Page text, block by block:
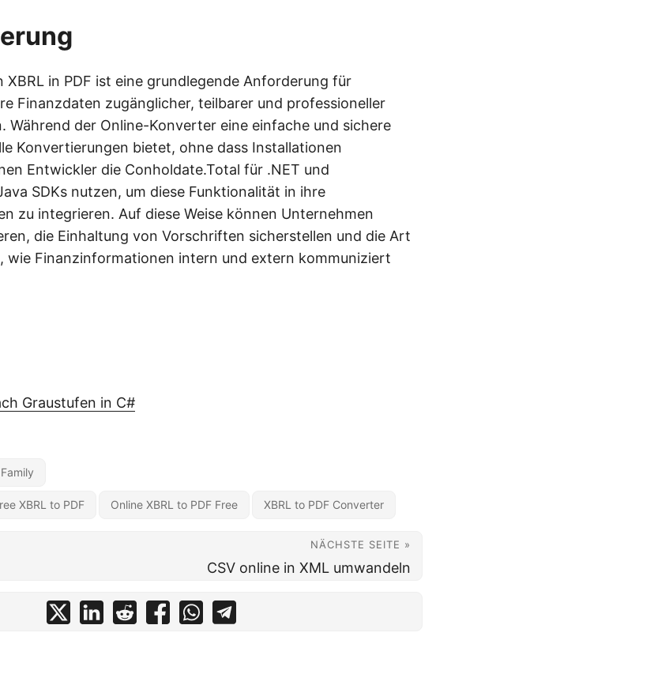
XBRL in PDF ist eine grundlegende Anforderung für
Finanzdaten zugänglicher, teilbarer und professioneller
Während der Online-Konverter eine einfache und sichere
Konvertierungen bietet, ohne dass Installationen
Entwickler die Conholdate.Total für .NET und
SDKs nutzen, um diese Funktionalität in ihre
zu integrieren. Auf diese Weise können Unternehmen
die Einhaltung von Vorschriften sicherstellen und die Art
wie Finanzinformationen intern und extern kommuniziert
Graustufen in C#
XBRL to PDF Online XBRL to PDF Free XBRL to PDF Converter
NÄCHSTE SEITE »
CSV online in XML umwandeln